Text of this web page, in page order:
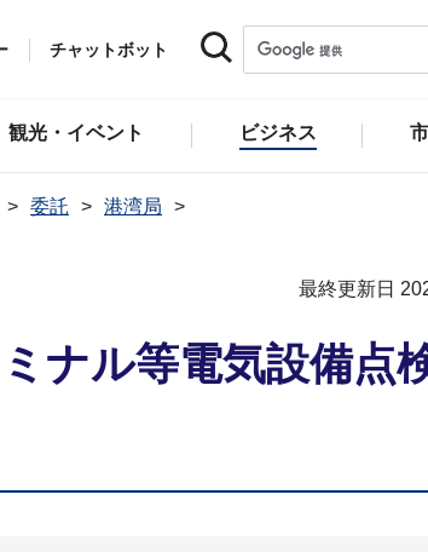
チャットボット
観光・イベント ビジネス
委託
港湾局
最終更新日
ナル等電気設備点